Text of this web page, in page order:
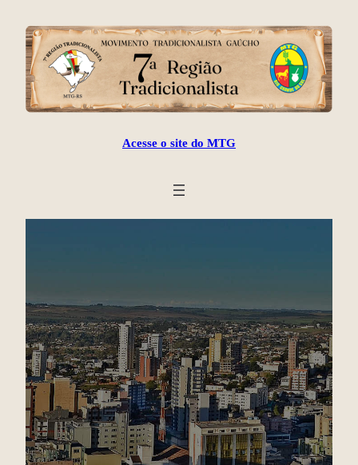
Acesse o site do MTG